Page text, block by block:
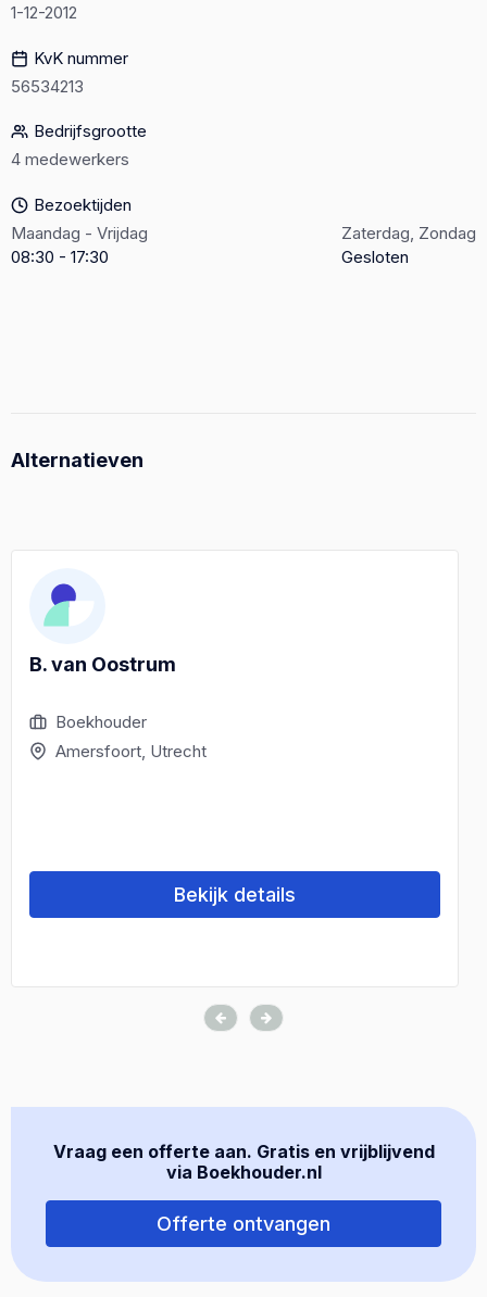
1-12-2012
KvK nummer
56534213
Bedrijfsgrootte
4 medewerkers
Bezoektijden
Maandag - Vrijdag
08:30 - 17:30
Zaterdag, Zondag
Gesloten
Alternatieven
B. van Oostrum
Boekhouder
Amersfoort, Utrecht
Bekijk details
Vraag een offerte aan. Gratis en vrijblijvend
via Boekhouder.nl
Offerte ontvangen